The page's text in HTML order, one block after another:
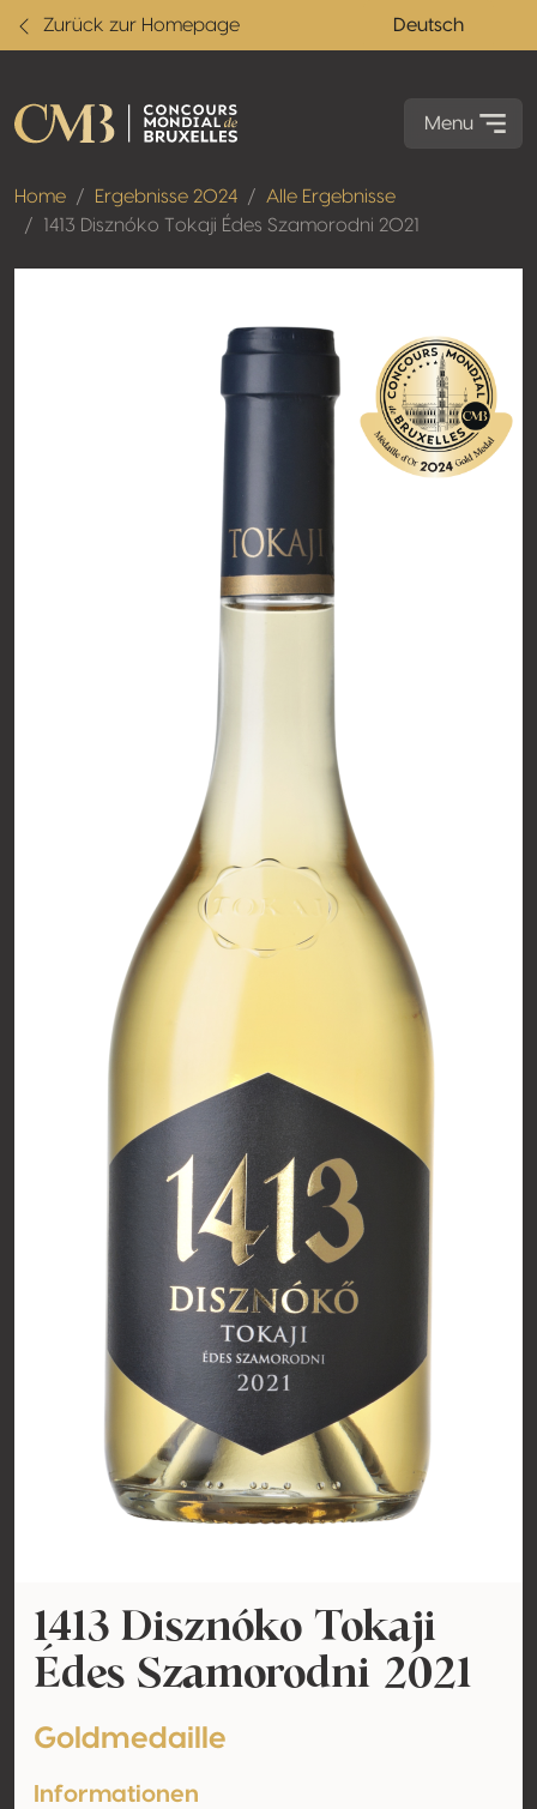
Zurück zur Homepage Deutsch
Menu
Home Ergebnisse 2024
Alle Ergebnisse
1413 Disznóko Tokaji Édes Szamorodni 2021
1413 Disznóko Tokaji
Édes Szamorodni 2021
Goldmedaille
Informationen